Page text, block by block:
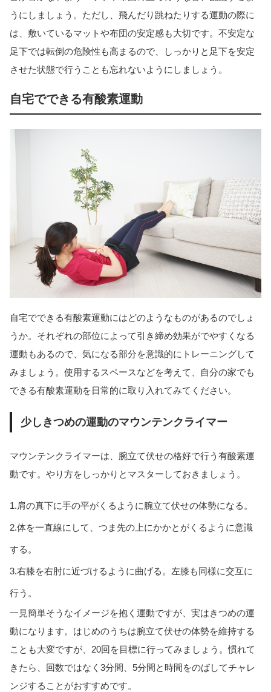
うにしましょう。ただし、飛んだり跳ねたりする運動の際に
は、敷いているマットや布団の安定感も大切です。不安定な
足下では転倒の危険性も高まるので、しっかりと足下を安定
させた状態で行うことも忘れないようにしましょう。
自宅でできる有酸素運動
自宅でできる有酸素運動にはどのようなものがあるのでしょ
うか。それぞれの部位によって引き締め効果がでやすくなる
運動もあるので、気になる部分を意識的にトレーニングして
みましょう。使用するスペースなどを考えて、自分の家でも
できる有酸素運動を日常的に取り入れてみてください。
少しきつめの運動のマウンテンクライマー
マウンテンクライマーは、腕立て伏せの格好で行う有酸素運
動です。やり方をしっかりとマスターしておきましょう。
1.肩の真下に手の平がくるように腕立て伏せの体勢になる。
2.体を一直線にして、つま先の上にかかとがくるように意識
する。
3.右膝を右肘に近づけるように曲げる。左膝も同様に交互に
行う。
一見簡単そうなイメージを抱く運動ですが、実はきつめの運
動になります。はじめのうちは腕立て伏せの体勢を維持する
ことも大変ですが、20回を目標に行ってみましょう。慣れて
きたら、回数ではなく3分間、5分間と時間をのばしてチャレ
ンジすることがおすすめです。